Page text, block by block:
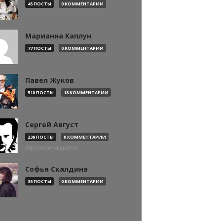
45 ПОСТЫ 0 КОММЕНТАРИИ
Марианна Каплун
77 ПОСТЫ 0 КОММЕНТАРИИ
Павел Жуков
510 ПОСТЫ 18 КОММЕНТАРИИ
Сергей Август
239 ПОСТЫ 0 КОММЕНТАРИИ
http://sergeyaugust.ru
Софья Скалдина
35 ПОСТЫ 0 КОММЕНТАРИИ